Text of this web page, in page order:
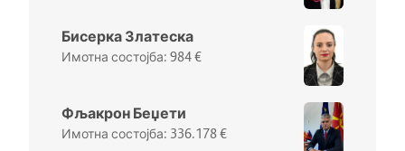
Бисерка Златеска
984€
Фљакрон Беџети
336.178€